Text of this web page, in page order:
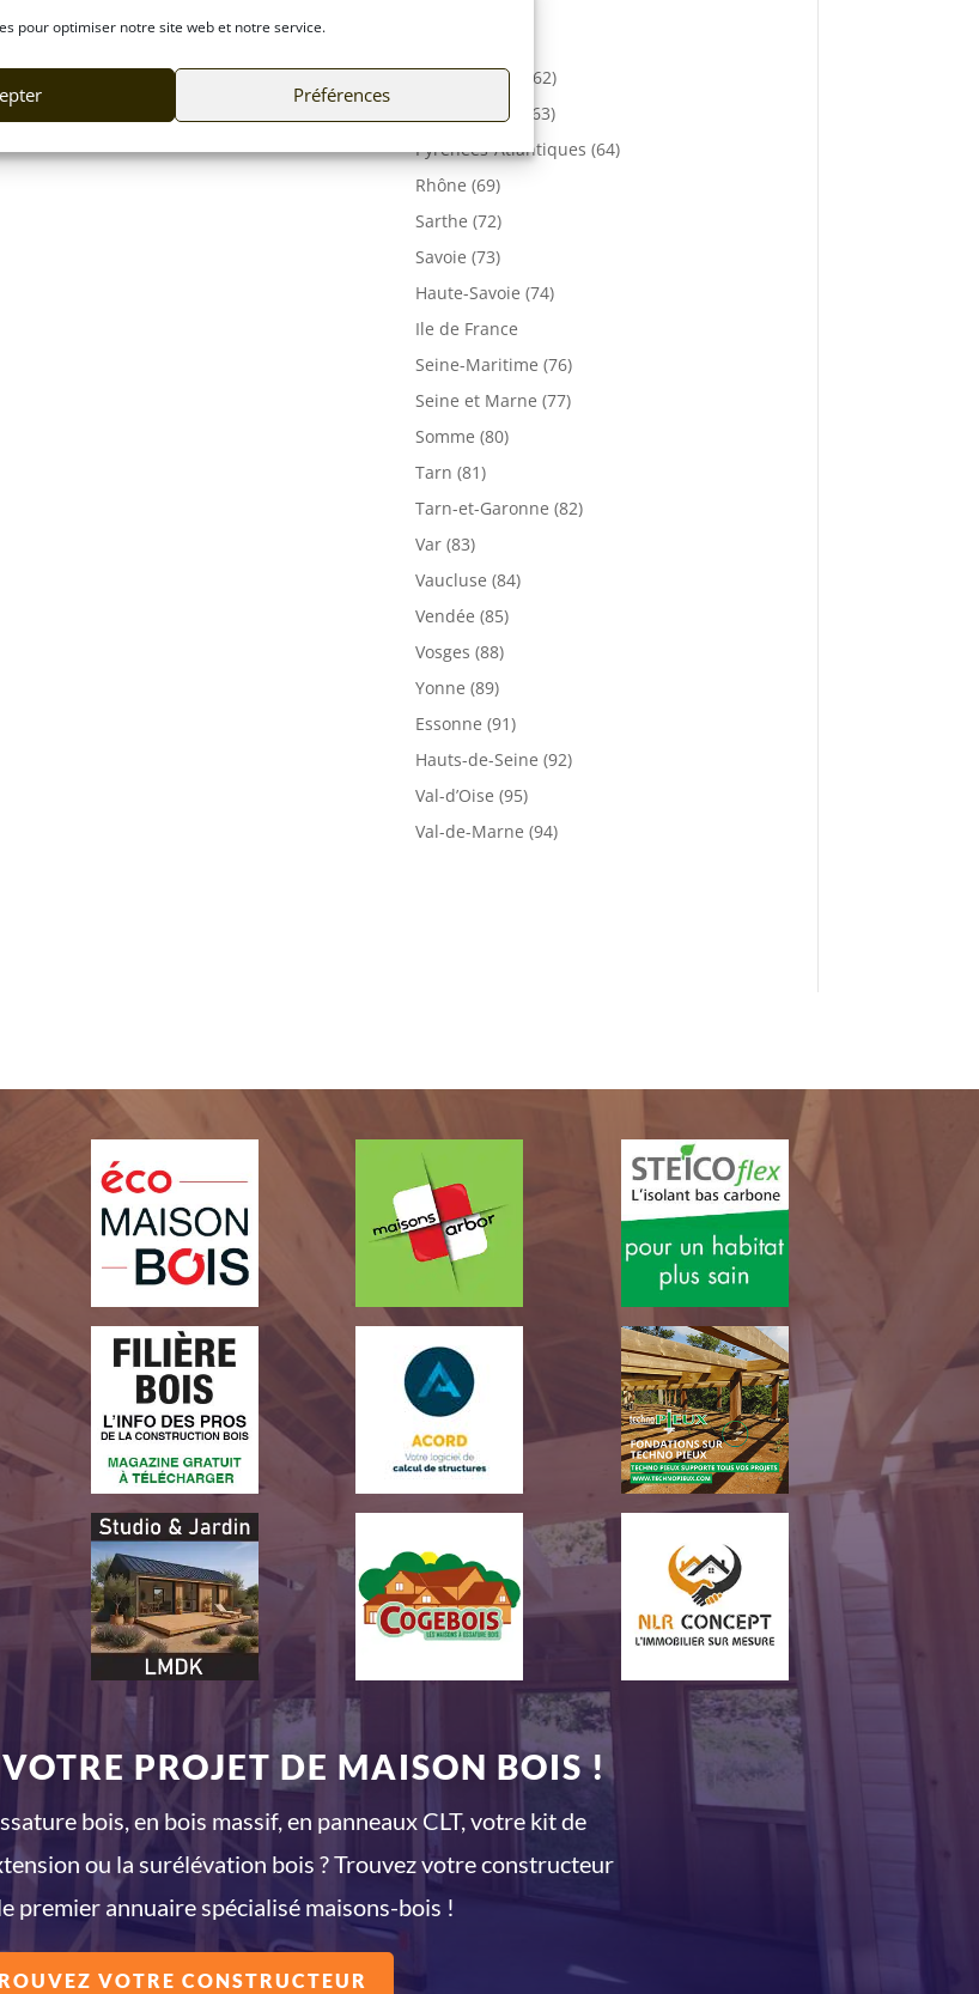
pour optimiser notre site web et notre service.
Préférences
Pas-de-Calais (62)
Puy De Dôme (63)
Pyrénées-Atlantiques (64)
Rhône (69)
Sarthe (72)
Savoie (73)
Haute-Savoie (74)
Ile de France
Seine-Maritime (76)
Seine et Marne (77)
Somme (80)
Tarn (81)
Tarn-et-Garonne (82)
Var (83)
Vaucluse (84)
Vendée (85)
Vosges (88)
Yonne (89)
Essonne (91)
Hauts-de-Seine (92)
Val-d’Oise (95)
Val-de-Marne (94)
PROJET DE MAISON BOIS !
bois, en bois massif, en panneaux CLT, votre kit de
ou la surélévation bois ? Trouvez votre constructeur
premier annuaire spécialisé maisons-bois !
VOTRE CONSTRUCTEUR